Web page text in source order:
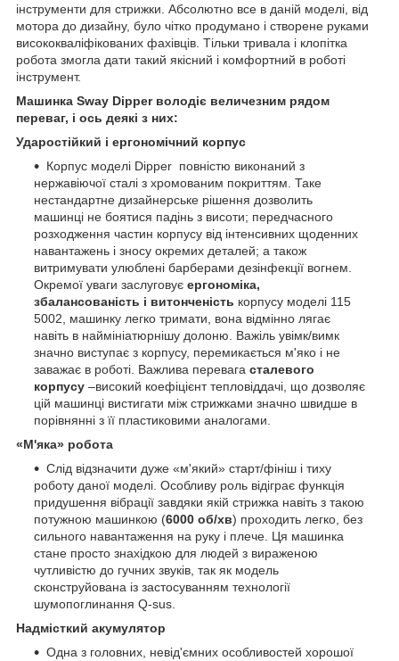
інструменти для стрижки. Абсолютно все в даній моделі, від
мотора до дизайну, було чітко продумано і створене руками
висококваліфікованих фахівців. Тільки тривала і клопітка
робота змогла дати такий якісний і комфортний в роботі
інструмент.
Машинка Sway Dipper володіє величезним рядом
переваг, і ось деякі з них:
Ударостійкий і ергономічний корпус
Корпус моделі Dipper повністю виконаний з
нержавіючої сталі з хромованим покриттям. Таке
нестандартне дизайнерське рішення дозволить
машинці не боятися падінь з висоти; передчасного
розходження частин корпусу від інтенсивних щоденних
навантажень і зносу окремих деталей; а також
витримувати улюблені барберами дезінфекції вогнем.
Окремої уваги заслуговує ергономіка,
збалансованість і витонченість корпусу моделі 115
5002, машинку легко тримати, вона відмінно лягає
навіть в наймініатюрнішу долоню. Важіль увімк/вимк
значно виступає з корпусу, перемикається м'яко і не
заважає в роботі. Важлива перевага сталевого
корпусу –високий коефіцієнт тепловіддачі, що дозволяє
цій машинці вистигати між стрижками значно швидше в
порівнянні з її пластиковими аналогами.
«М'яка» робота
Слід відзначити дуже «м'який» старт/фініш і тиху
роботу даної моделі. Особливу роль відіграє функція
придушення вібрації завдяки якій стрижка навіть з такою
потужною машинкою (6000 об/хв) проходить легко, без
сильного навантаження на руку і плече. Ця машинка
стане просто знахідкою для людей з вираженою
чутливістю до гучних звуків, так як модель
сконструйована із застосуванням технології
шумопоглинання Q-sus.
Надмісткий акумулятор
Одна з головних, невід'ємних особливостей хорошої